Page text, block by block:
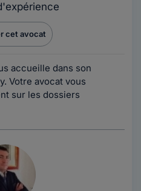
cet avocat
accueille dans son
Votre avocat vous
sur les dossiers